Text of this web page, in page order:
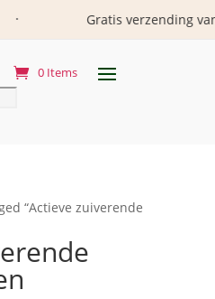
Gratis verzending vanaf
0 Items
“Actieve zuiverende